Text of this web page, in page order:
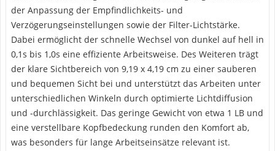
der Anpassung der Empfindlichkeits- und
Verzögerungseinstellungen sowie der Filter-Lichtstärke.
Dabei ermöglicht der schnelle Wechsel von dunkel auf hell in
0,1s bis 1,0s eine effiziente Arbeitsweise. Des Weiteren trägt
der klare Sichtbereich von 9,19 x 4,19 cm zu einer sauberen
und bequemen Sicht bei und unterstützt das Arbeiten unter
unterschiedlichen Winkeln durch optimierte Lichtdiffusion
und -durchlässigkeit. Das geringe Gewicht von etwa 1 LB und
eine verstellbare Kopfbedeckung runden den Komfort ab,
was besonders für lange Arbeitseinsätze relevant ist.